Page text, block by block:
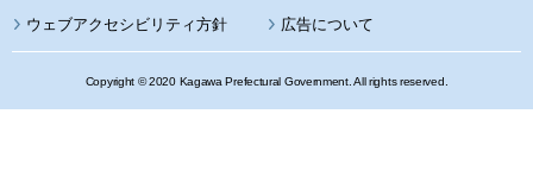
ウェブアクセシビリティ方針 広告について
Copyright © 2020 Kagawa Prefectural Government. All rights reserved.